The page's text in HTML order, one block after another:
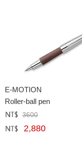
E-MOTION
Roller-ball pen
定價﹕3600
網購﹕ 2,880